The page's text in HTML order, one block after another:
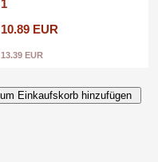
1
10.89 EUR
13.39 EUR